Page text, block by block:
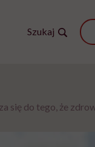
Szukaj
się do tego, że